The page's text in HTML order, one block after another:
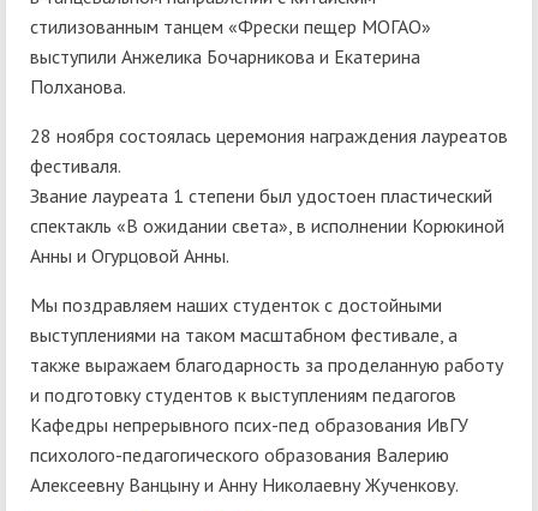
стилизованным танцем «Фрески пещер МОГАО»
выступили Анжелика Бочарникова и Екатерина
Полханова.
28 ноября состоялась церемония награждения лауреатов
фестиваля.
Звание лауреата 1 степени был удостоен пластический
спектакль «В ожидании света», в исполнении Корюкиной
Анны и Огурцовой Анны.
Мы поздравляем наших студенток с достойными
выступлениями на таком масштабном фестивале, а
также выражаем благодарность за проделанную работу
и подготовку студентов к выступлениям педагогов
Кафедры непрерывного псих-пед образования ИвГУ
психолого-педагогического образования Валерию
Алексеевну Ванцыну и Анну Николаевну Жученкову.